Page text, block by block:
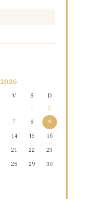
2026
V S
D
1
2
7 8
9
14 15
16
21 22
23
28 29
30